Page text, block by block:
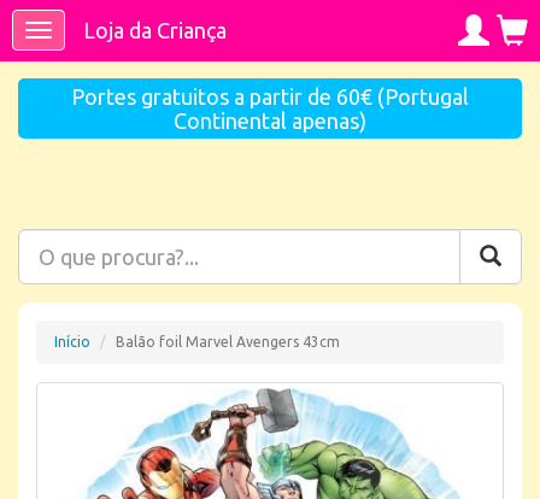
ToggleLoja da Criança
Portes gratuitos a partir de 60€ (Portugal
Continental apenas)
Início Balão foil Marvel Avengers 43cm